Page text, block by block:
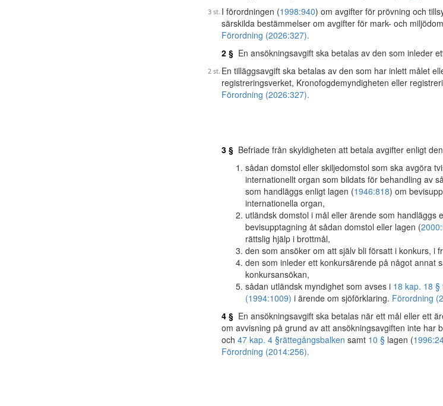
I förordningen (1998:940) om avgifter för prövning och
särskilda bestämmelser om avgifter för mark- och
Förordning (2026:327).
2 § En ansökningsavgift ska betalas av den som inleder
En tilläggsavgift ska betalas av den som har inlett målet
registreringsverket, Kronofogdemyndigheten eller
Förordning (2026:327).
3 § Befriade från skyldigheten att betala avgifter enligt
sådan domstol eller skiljedomstol som ska avgöra
internationellt organ som bildats för behandling av
som handläggs enligt lagen (1946:818) om
internationella organ,
utländsk domstol i mål eller ärende som handläggs
bevisupptagning åt sådan domstol eller lagen (
rättslig hjälp i brottmål,
den som ansöker om att själv bli försatt i konkurs, i
den som inleder ett konkursärende på något annat
konkursansökan,
sådan utländsk myndighet som avses i 18 kap. 18 §
(1994:1009) i ärende om sjöförklaring. Förordning
4 § En ansökningsavgift ska betalas när ett mål eller ett
om avvisning på grund av att ansökningsavgiften inte har
och 47 kap. 4 §rättegångsbalken samt 10 § lagen (
Förordning (2014:256).